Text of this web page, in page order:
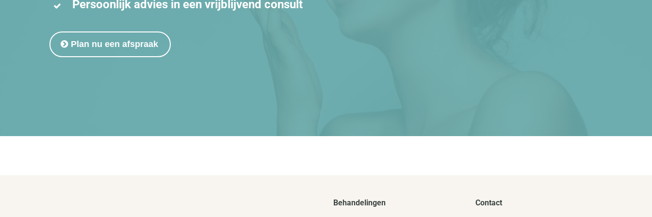
Persoonlijk advies in een vrijblijvend consult
Plan nu een afspraak
Behandelingen Contact